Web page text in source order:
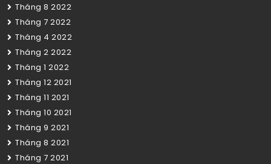
Tháng 8 2022
Tháng 7 2022
Tháng 4 2022
Tháng 2 2022
Tháng 1 2022
Tháng 12 2021
Tháng 11 2021
Tháng 10 2021
Tháng 9 2021
Tháng 8 2021
Tháng 7 2021